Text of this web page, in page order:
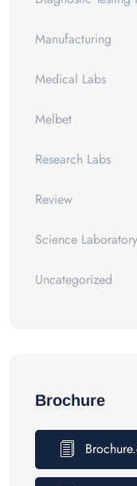
Manufacturing
Medical Labs
Melbet
Research Labs
Review
Science Laboratory
Uncategorized
Brochure